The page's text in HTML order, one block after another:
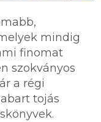
mindig
finomat
szokványos
a régi
tojás